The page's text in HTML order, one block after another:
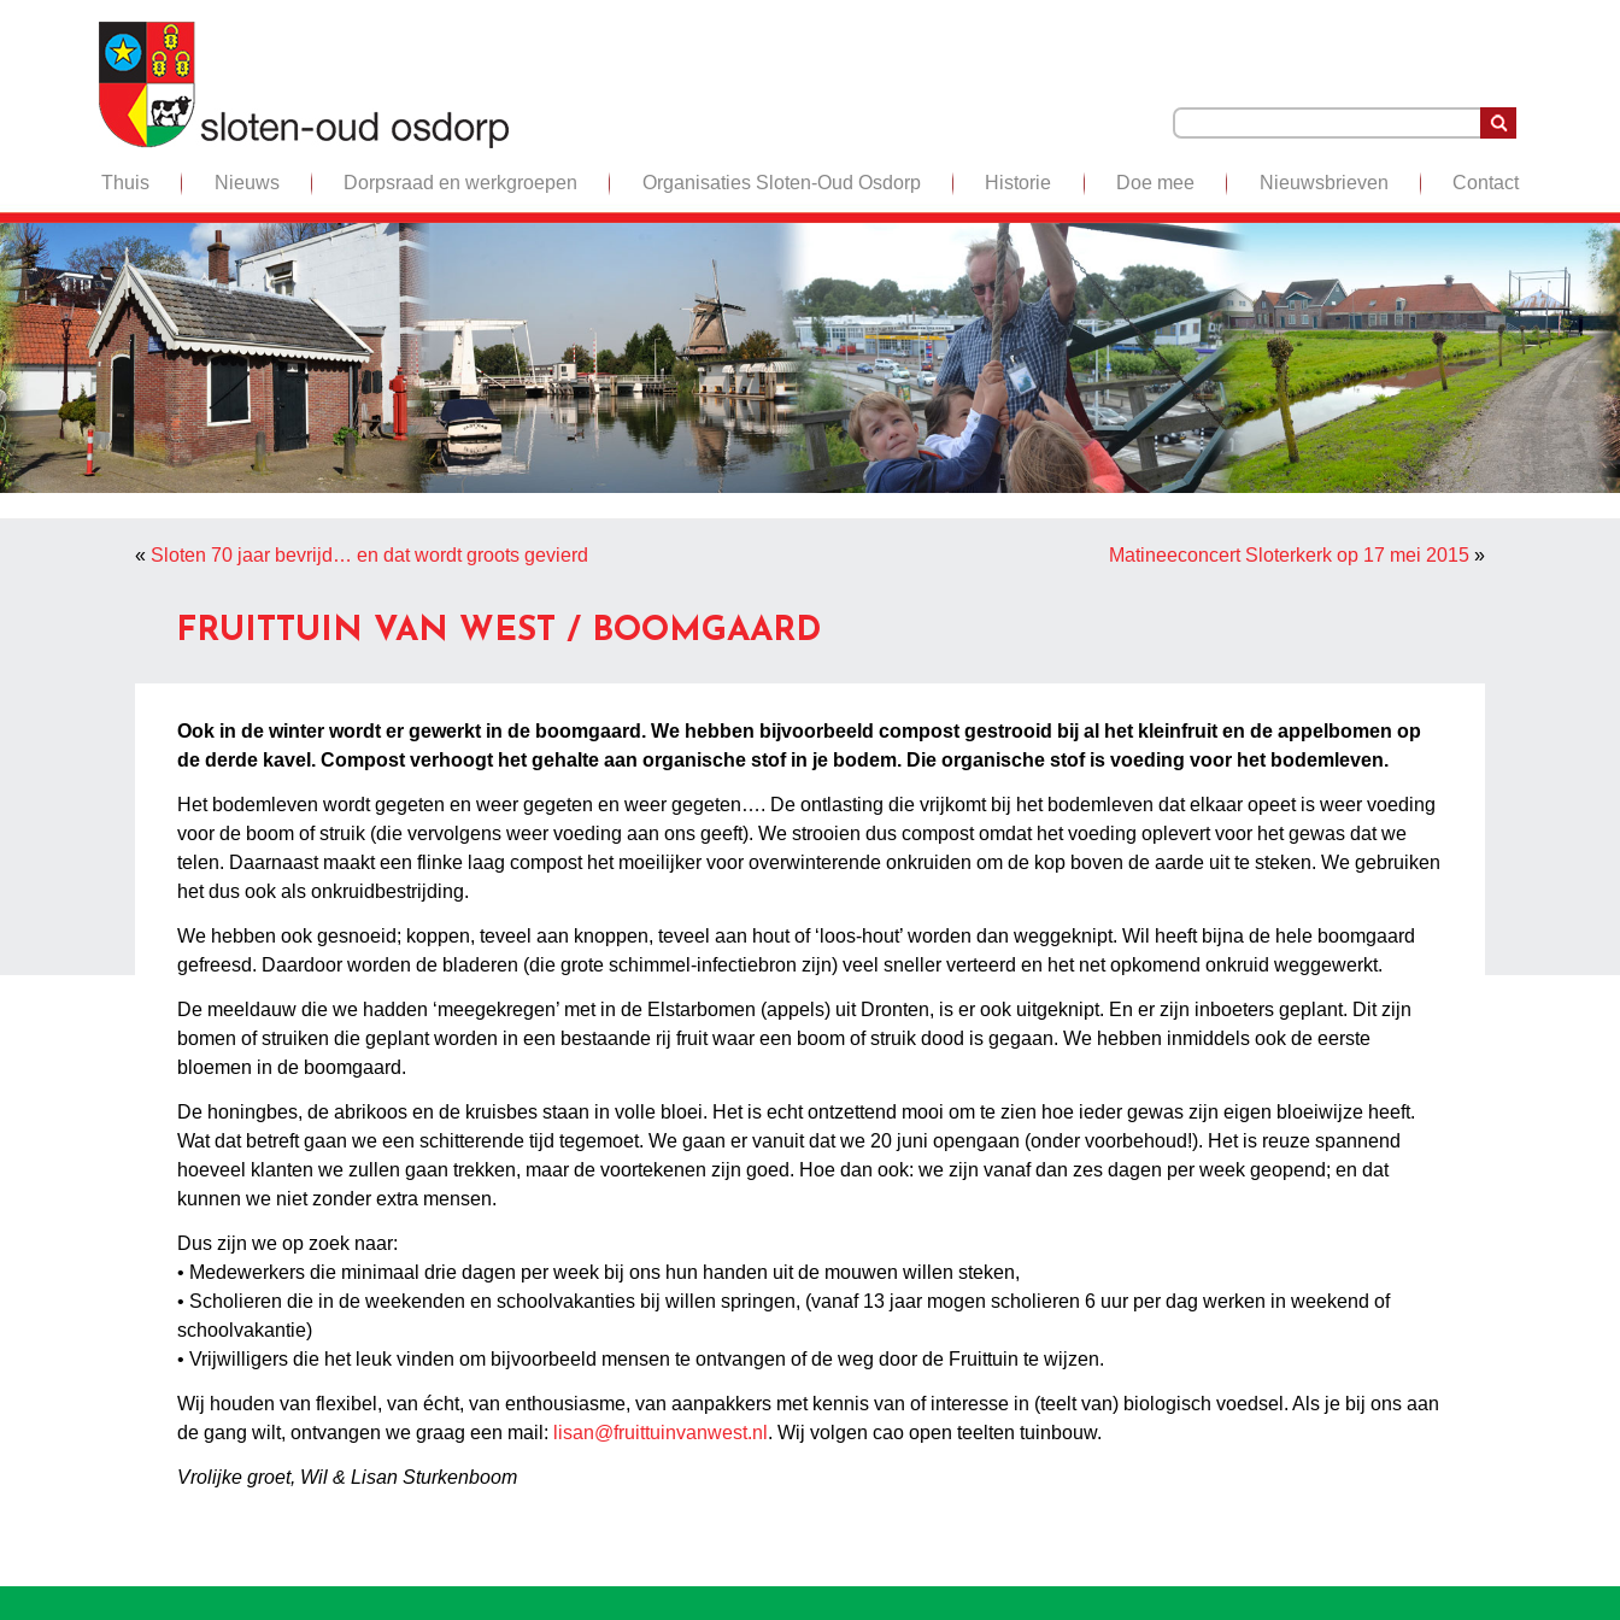
Thuis Nieuws Dorpsraad en werkgroepen Organisaties Sloten-Oud Osdorp Historie Doe mee Nieuwsbrieven Contact
« Sloten 70 jaar bevrijd… en dat wordt groots gevierd Matineeconcert Sloterkerk op 17 mei 2015 »
FRUITTUIN VAN WEST / BOOMGAARD
Ook in de winter wordt er gewerkt in de boomgaard. We hebben bijvoorbeeld compost gestrooid bij al het kleinfruit en de appelbomen op
de derde kavel. Compost verhoogt het gehalte aan organische stof in je bodem. Die organische stof is voeding voor het bodemleven.
Het bodemleven wordt gegeten en weer gegeten en weer gegeten…. De ontlasting die vrijkomt bij het bodemleven dat elkaar opeet is weer voeding
voor de boom of struik (die vervolgens weer voeding aan ons geeft). We strooien dus compost omdat het voeding oplevert voor het gewas dat we
telen. Daarnaast maakt een flinke laag compost het moeilijker voor overwinterende onkruiden om de kop boven de aarde uit te steken. We gebruiken
het dus ook als onkruidbestrijding.
We hebben ook gesnoeid; koppen, teveel aan knoppen, teveel aan hout of ‘loos-hout’ worden dan weggeknipt. Wil heeft bijna de hele boomgaard
gefreesd. Daardoor worden de bladeren (die grote schimmel-infectiebron zijn) veel sneller verteerd en het net opkomend onkruid weggewerkt.
De meeldauw die we hadden ‘meegekregen’ met in de Elstarbomen (appels) uit Dronten, is er ook uitgeknipt. En er zijn inboeters geplant. Dit zijn
bomen of struiken die geplant worden in een bestaande rij fruit waar een boom of struik dood is gegaan. We hebben inmiddels ook de eerste
bloemen in de boomgaard.
De honingbes, de abrikoos en de kruisbes staan in volle bloei. Het is echt ontzettend mooi om te zien hoe ieder gewas zijn eigen bloeiwijze heeft.
Wat dat betreft gaan we een schitterende tijd tegemoet. We gaan er vanuit dat we 20 juni opengaan (onder voorbehoud!). Het is reuze spannend
hoeveel klanten we zullen gaan trekken, maar de voortekenen zijn goed. Hoe dan ook: we zijn vanaf dan zes dagen per week geopend; en dat
kunnen we niet zonder extra mensen.
Dus zijn we op zoek naar:
• Medewerkers die minimaal drie dagen per week bij ons hun handen uit de mouwen willen steken,
• Scholieren die in de weekenden en schoolvakanties bij willen springen, (vanaf 13 jaar mogen scholieren 6 uur per dag werken in weekend of
schoolvakantie)
• Vrijwilligers die het leuk vinden om bijvoorbeeld mensen te ontvangen of de weg door de Fruittuin te wijzen.
Wij houden van flexibel, van écht, van enthousiasme, van aanpakkers met kennis van of interesse in (teelt van) biologisch voedsel. Als je bij ons aan
de gang wilt, ontvangen we graag een mail: lisan@fruittuinvanwest.nl . Wij volgen cao open teelten tuinbouw.
Vrolijke groet, Wil & Lisan Sturkenboom